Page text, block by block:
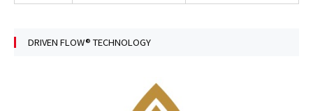
DRIVEN FLOW® TECHNOLOGY